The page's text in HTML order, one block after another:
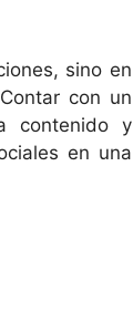
sino en
con un
contenido y
en una